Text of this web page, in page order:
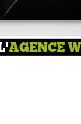
AGENCE